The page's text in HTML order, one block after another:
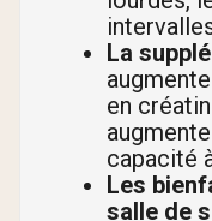
La
en
capacité
Les
salle de